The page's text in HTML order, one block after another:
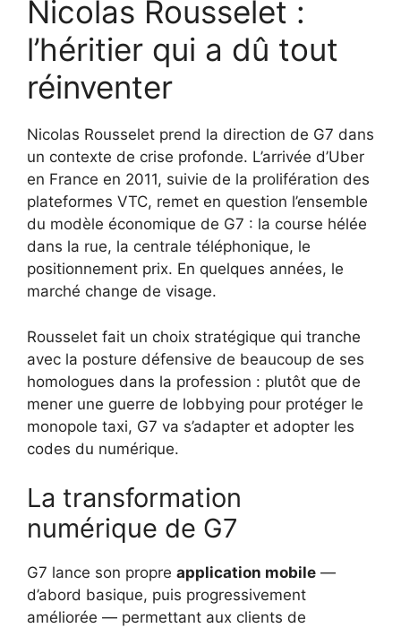
Nicolas Rousselet :
l’héritier qui a dû tout
réinventer
Nicolas Rousselet prend la direction de G7 dans
un contexte de crise profonde. L’arrivée d’Uber
en France en 2011, suivie de la prolifération des
plateformes VTC, remet en question l’ensemble
du modèle économique de G7 : la course hélée
dans la rue, la centrale téléphonique, le
positionnement prix. En quelques années, le
marché change de visage.
Rousselet fait un choix stratégique qui tranche
avec la posture défensive de beaucoup de ses
homologues dans la profession : plutôt que de
mener une guerre de lobbying pour protéger le
monopole taxi, G7 va s’adapter et adopter les
codes du numérique.
La transformation
numérique de G7
G7 lance son propre application mobile —
d’abord basique, puis progressivement
améliorée — permettant aux clients de